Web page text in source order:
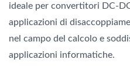
ideale per convertitori DC-
applicazioni di
nel campo del calcolo e
applicazioni informatiche.